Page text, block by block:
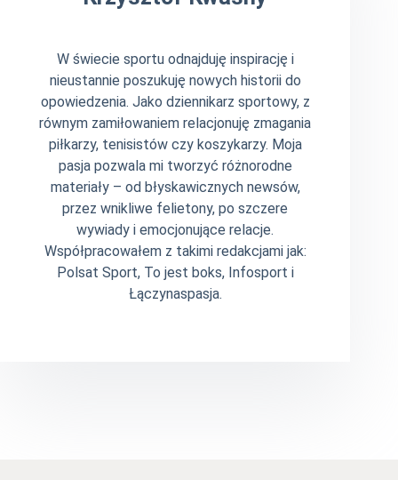
W świecie sportu odnajduję inspirację i
nieustannie poszukuję nowych historii do
opowiedzenia. Jako dziennikarz sportowy, z
równym zamiłowaniem relacjonuję zmagania
piłkarzy, tenisistów czy koszykarzy. Moja
pasja pozwala mi tworzyć różnorodne
materiały – od błyskawicznych newsów,
przez wnikliwe felietony, po szczere
wywiady i emocjonujące relacje.
Współpracowałem z takimi redakcjami jak:
Polsat Sport, To jest boks, Infosport i
Łączynaspasja.